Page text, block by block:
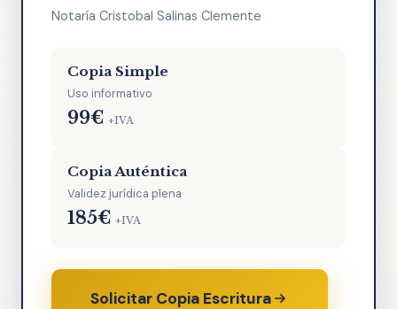
Notaría Cristobal Salinas Clemente
Copia Simple
Uso informativo
99€ +IVA
Copia Auténtica
Validez jurídica plena
185€ +IVA
Solicitar Copia Escritura